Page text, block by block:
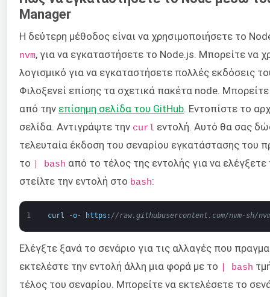
Manager
Η δεύτερη μέθοδος είναι να χρησιμοποιήσετε το
nvm, για να εγκαταστήσετε το Node.js. Μπορείτε να
λογισμικό για να εγκαταστήσετε πολλές εκδόσεις
Φιλοξενεί επίσης τα σχετικά πακέτα node.
από την επίσημη σελίδα του GitHub. Εντοπίστε το
σελίδα. Αντιγράψτε την curl εντολή. Αυτό θα σας
τελευταία έκδοση του σεναρίου εγκατάστασης του
το
| bash από το τέλος της εντολής για να ελέγξετε
στείλτε την εντολή στο bash:
1 curl -o- https : //raw.githubusercontent.com/nvm-sh/
Ελέγξτε ξανά το σενάριο για τις αλλαγές που
εκτελέστε την εντολή άλλη μια φορά με το
| bash
τέλος του σεναρίου. Μπορείτε να εκτελέσετε το